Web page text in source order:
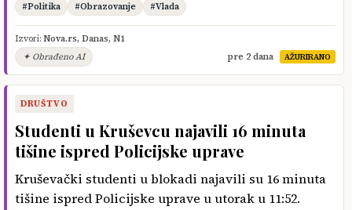
#Politika #Obrazovanje #Vlada
Izvori: Nova.rs, Danas, N1
✦ Obrađeno AI
pre 2 dana AŽURIRANO
DRUŠTVO
Studenti u Kruševcu najavili 16 minuta
tišine ispred Policijske uprave
Kruševački studenti u blokadi najavili su 16 minuta
tišine ispred Policijske uprave u utorak u 11:52.